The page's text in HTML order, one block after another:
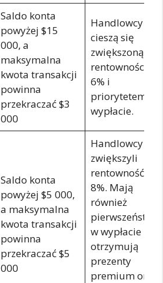
Saldo konta
powyżej $15
000, a
maksymalna
kwota transakcji
powinna
przekraczać $3
000
Handlowcy
cieszą się
zwiększoną
rentownością
6% i
priorytetem w
wypłacie.
Saldo konta
powyżej $5 000,
a maksymalna
kwota transakcji
powinna
przekraczać $5
000
Handlowcy
zwiększyli
rentowność o
8%. Mają
również
pierwszeństwo
w wypłacie i
otrzymują
prezenty
premium oraz